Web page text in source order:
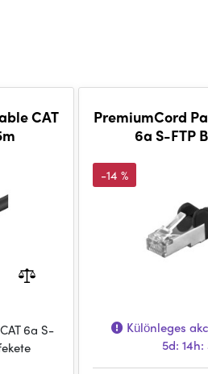
CAT
6a S-
PremiumCord
6a S-FTP
-14 %
Különleges
5d: